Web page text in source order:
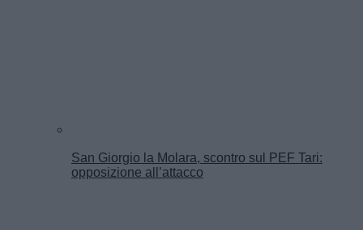
San Giorgio la Molara, scontro sul PEF Tari:
opposizione all’attacco